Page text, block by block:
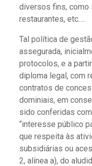
diversos fins, como
restaurantes, etc….
Tal política de
assegurada,
protocolos, e a
diploma legal, com
contratos de
dominiais, em
sido conferidas
“interesse público
que respeita às
subsidiárias ou
2, alínea a), do